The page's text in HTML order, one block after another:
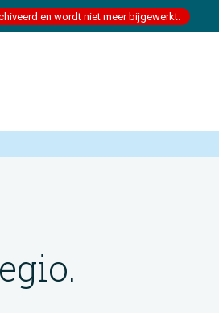
en wordt niet meer bijgewerkt.